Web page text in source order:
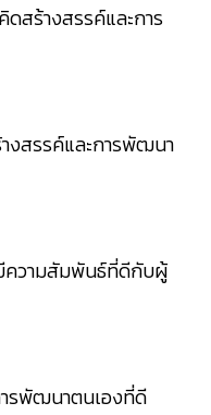
ดสร้างสรรค์และการ
งสรรค์และการพัฒนา
ความสัมพันธ์ที่ดีกับผู้
ารพัฒนาตนเองที่ดี